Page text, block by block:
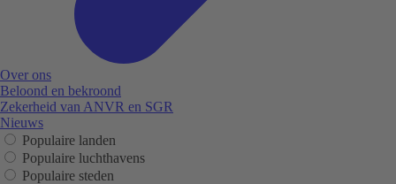
Over ons
Beloond en bekroond
Zekerheid van ANVR en SGR
Nieuws
Populaire landen
Populaire luchthavens
Populaire steden